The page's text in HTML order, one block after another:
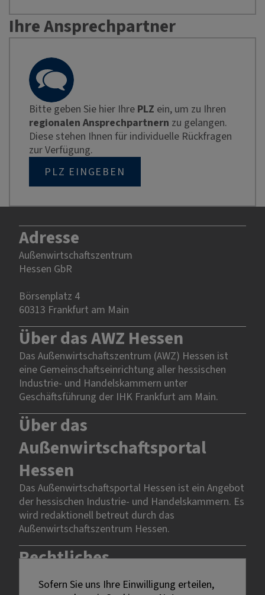
Ihre Ansprechpartner
Bitte geben Sie hier Ihre PLZ ein, um zu Ihren
regionalen Ansprechpartnern zu gelangen.
Diese stehen Ihnen für individuelle Rückfragen
zur Verfügung.
PLZ EINGEBEN
Adresse
Außenwirtschaftszentrum
Hessen GbR
Börsenplatz 4
60313 Frankfurt am Main
Über das AWZ Hessen
Das Außenwirtschaftszentrum (AWZ) Hessen ist
eine Gemeinschaftseinrichtung aller hessischen
Industrie- und Handelskammern unter
Geschäftsführung der IHK Frankfurt am Main.
Über das
Außenwirtschaftsportal
Hessen
Das Außenwirtschaftsportal Hessen ist ein Angebot
der hessischen Industrie- und Handelskammern. Es
wird redaktionell betreut durch das
Außenwirtschaftszentrum Hessen.
Rechtliches
Impressum
Sofern Sie uns Ihre Einwilligung erteilen,